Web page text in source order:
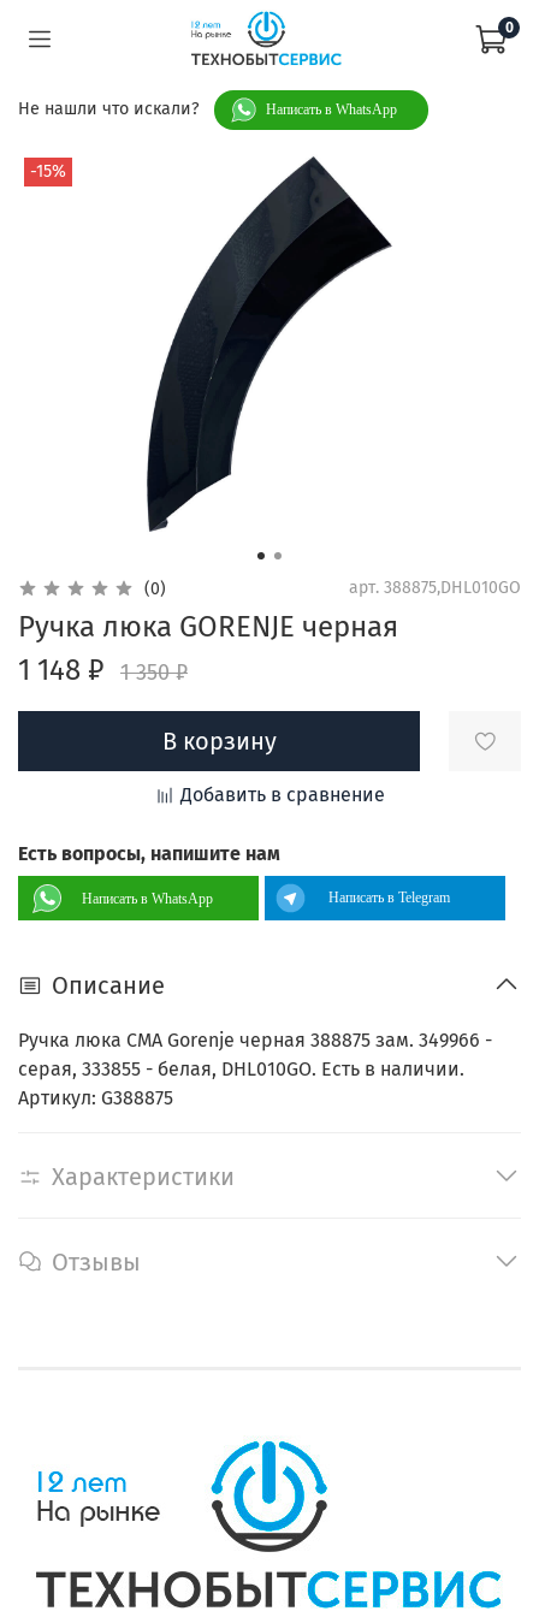
0
Не нашли что искали? Написать в WhatsApp
-15%
(0) арт. 388875,DHL010GO
Ручка люка GORENJE черная
1 148 ₽
1 350 ₽
В корзину
Добавить в сравнение
Есть вопросы, напишите нам
Написать в WhatsApp Написать в Telegram
Описание
Ручка люка СМА Gorenje черная 388875 зам. 349966 -
серая, 333855 - белая, DHL010GO. Есть в наличии.
Артикул: G388875
Характеристики
Отзывы